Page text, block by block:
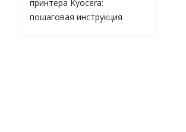
принтера Kyocera:
пошаговая инструкция